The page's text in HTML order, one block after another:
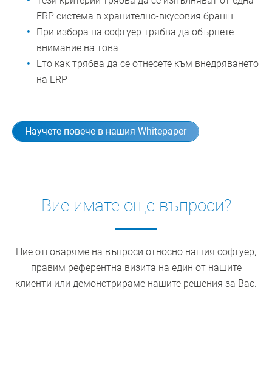
ERP система в хранително-вкусовия бранш
При избора на софтуер трябва да обърнете
внимание на това
Ето как трябва да се отнесете към внедряването
на ERP
Научете повече в нашия Whitepaper
Вие имате още въпроси?
Ние отговаряме на въпроси относно нашия софтуер,
правим референтна визита на един от нашите
клиенти или демонстрираме нашите решения за Вас.